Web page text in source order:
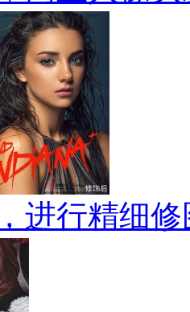
进行精细